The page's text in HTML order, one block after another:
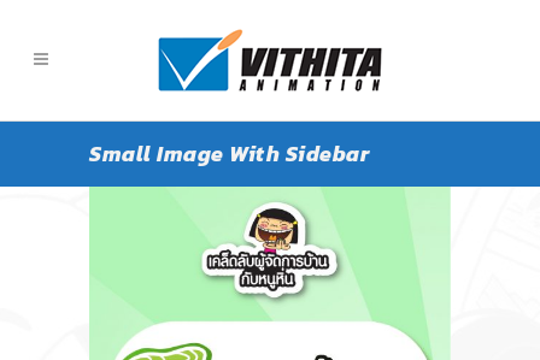
Small Image With Sidebar